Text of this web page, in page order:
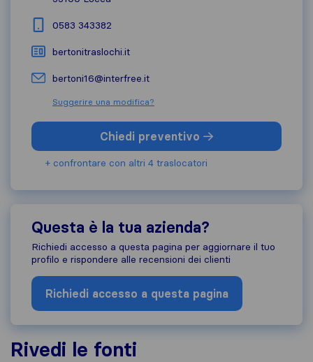
0583 343382
bertonitraslochi.it
bertoni16@interfree.it
Suggerire una modifica?
Chiedi preventivo
+ confrontare con altri 4 traslocatori
Questa è la tua azienda?
Richiedi accesso a questa pagina per aggiornare il tuo
profilo e rispondere alle recensioni dei clienti
Richiedi accesso a questa pagina
Rivedi le fonti